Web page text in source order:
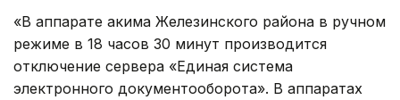
«В аппарате акима Железинского района в ручном
режиме в 18 часов 30 минут производится
отключение сервера «Единая система
электронного документооборота». В аппаратах